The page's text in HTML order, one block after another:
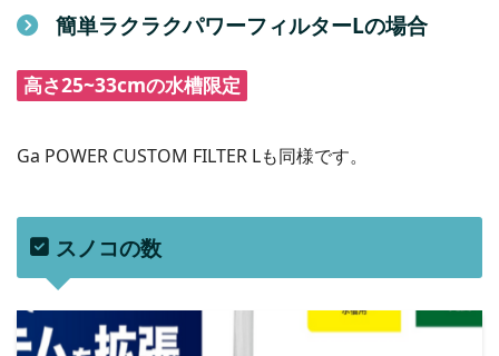
簡単ラクラクパワーフィルターLの場合
高さ25~33cmの水槽限定
Ga POWER CUSTOM FILTER Lも同様です。
スノコの数